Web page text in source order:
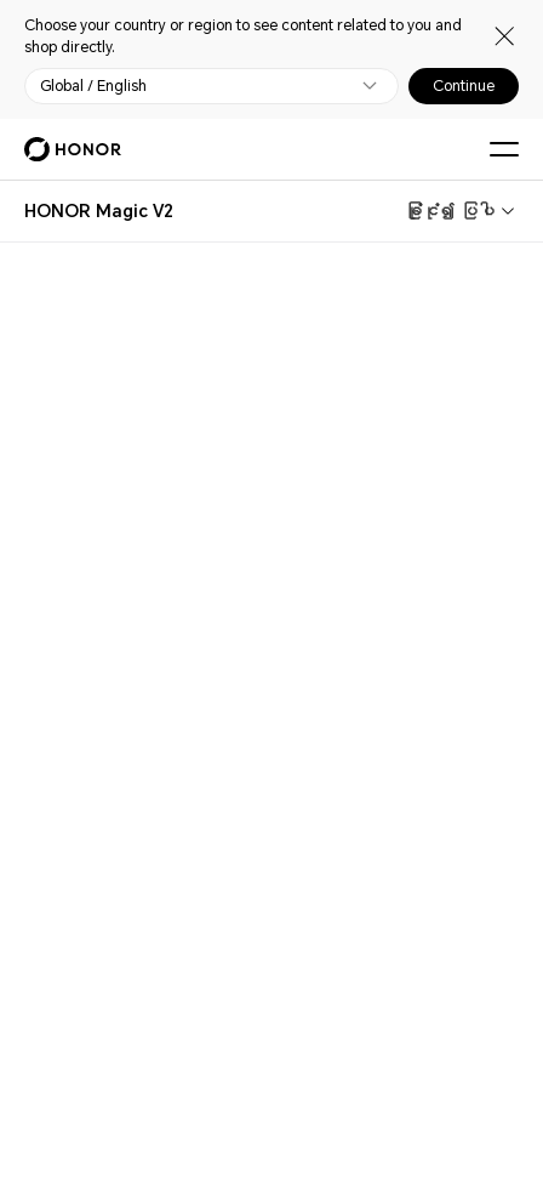
Choose your country or region to see content related to you and
shop directly.
Global / English Continue
HONOR Magic V2 ခြုံငုံ၍ ပြပါ